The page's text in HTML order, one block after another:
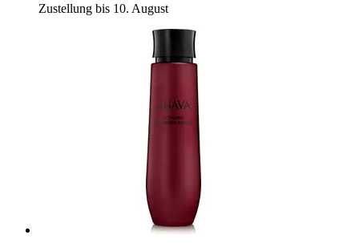
Zustellung bis 10. August